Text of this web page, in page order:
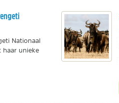
Nationaal
haar unieke